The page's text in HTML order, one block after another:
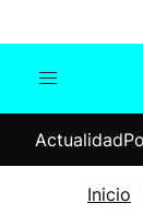
Internacional
Actualidad
Inicio